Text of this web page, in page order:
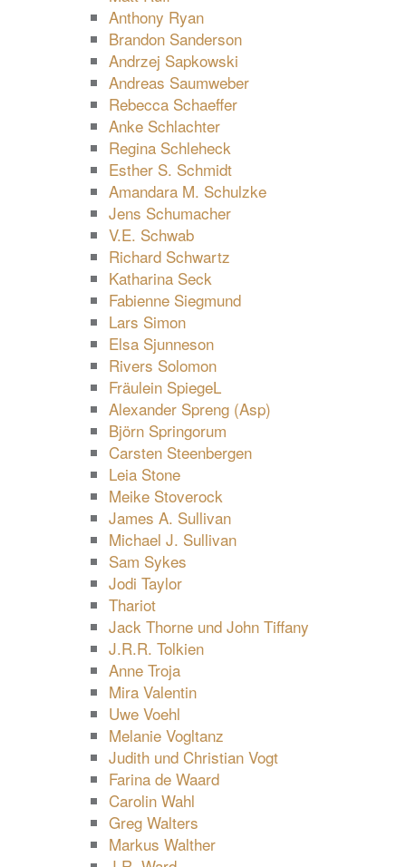
Anthony Ryan
Brandon Sanderson
Andrzej Sapkowski
Andreas Saumweber
Rebecca Schaeffer
Anke Schlachter
Regina Schleheck
Esther S. Schmidt
Amandara M. Schulzke
Jens Schumacher
V.E. Schwab
Richard Schwartz
Katharina Seck
Fabienne Siegmund
Lars Simon
Elsa Sjunneson
Rivers Solomon
Fräulein SpiegeL
Alexander Spreng (Asp)
Björn Springorum
Carsten Steenbergen
Leia Stone
Meike Stoverock
James A. Sullivan
Michael J. Sullivan
Sam Sykes
Jodi Taylor
Thariot
Jack Thorne und John Tiffany
J.R.R. Tolkien
Anne Troja
Mira Valentin
Uwe Voehl
Melanie Vogltanz
Judith und Christian Vogt
Farina de Waard
Carolin Wahl
Greg Walters
Markus Walther